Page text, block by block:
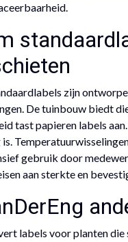
zijn
De tuinbouw biedt
tast papieren labels
gebruik door
aan sterkte en
labels voor planten